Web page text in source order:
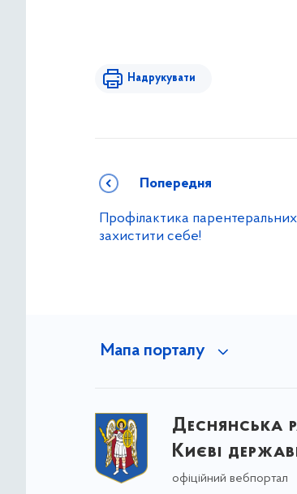
Надрукувати
Попередня
Профілактика парентеральних
захистити себе!
Мапа порталу
Деснянська
Києві
офіційний вебпортал